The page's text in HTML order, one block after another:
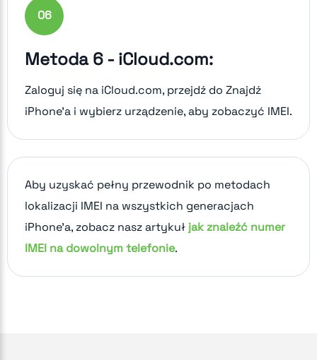
06
Metoda 6 - iCloud.com:
Zaloguj się na iCloud.com, przejdź do Znajdź
iPhone'a i wybierz urządzenie, aby zobaczyć IMEI.
Aby uzyskać pełny przewodnik po metodach
lokalizacji IMEI na wszystkich generacjach
iPhone'a, zobacz nasz artykuł jak znaleźć numer
IMEI na dowolnym telefonie.